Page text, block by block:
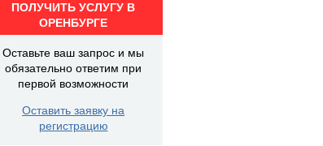
ПОЛУЧИТЬ УСЛУГУ В
ОРЕНБУРГЕ
Оставьте ваш запрос и мы
обязательно ответим при
первой возможности
Оставить заявку на
регистрацию